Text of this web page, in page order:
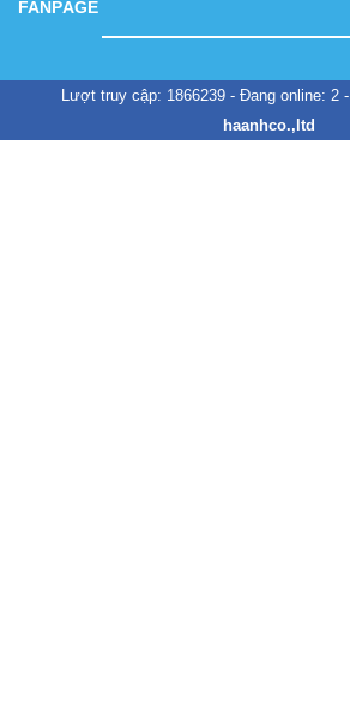
FANPAGE
Lượt truy cập: 1866239 - Đang online: 2 -
haanhco.,ltd